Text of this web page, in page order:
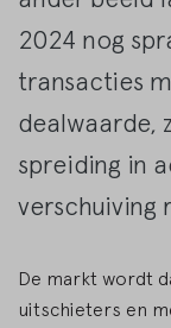
2024 nog
transacties
dealwaarde,
spreiding in
verschuiving
De markt wordt
uitschieters en